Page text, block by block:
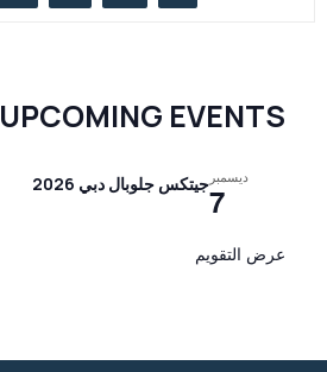
UPCOMING EVENTS
ديسمبر
7جيتكس جلوبال دبي 2026
عرض التقويم